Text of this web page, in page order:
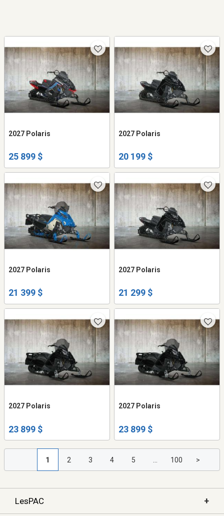
2027 Polaris
25 899 $
2027 Polaris
20 199 $
2027 Polaris
21 399 $
2027 Polaris
21 299 $
2027 Polaris
23 899 $
2027 Polaris
23 899 $
1 2 3 4 5 100 >
LesPAC +